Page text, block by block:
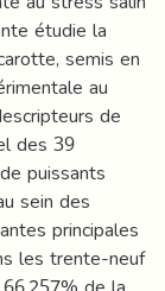
étudie la
semis en
au
de
des 39
puissants
sein des
principales
les trente-neuf